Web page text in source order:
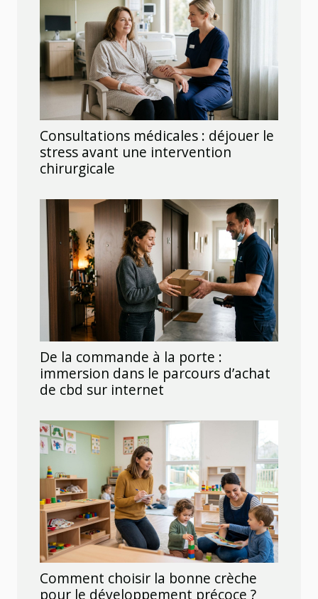
Consultations médicales : déjouer le
stress avant une intervention
chirurgicale
De la commande à la porte :
immersion dans le parcours d’achat
de cbd sur internet
Comment choisir la bonne crèche
pour le développement précoce ?